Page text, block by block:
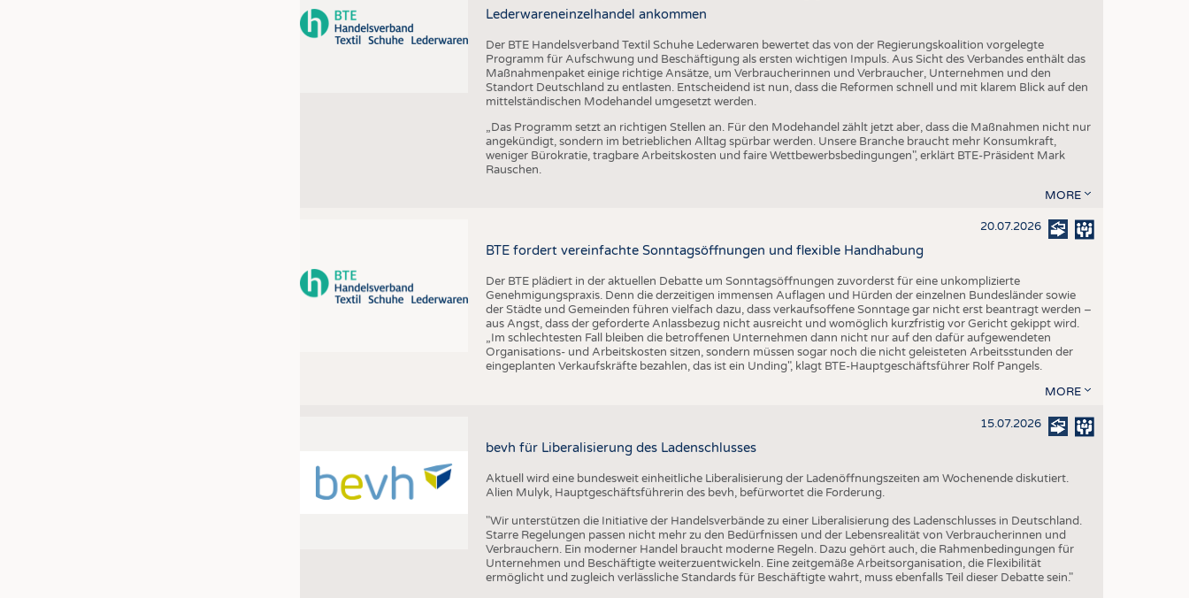
Lederwareneinzelhandel ankommen
Der BTE Handelsverband Textil Schuhe Lederwaren bewertet das von der Regierungskoalition vorgelegte
Programm für Aufschwung und Beschäftigung als ersten wichtigen Impuls. Aus Sicht des Verbandes enthält das
Maßnahmenpaket einige richtige Ansätze, um Verbraucherinnen und Verbraucher, Unternehmen und den
Standort Deutschland zu entlasten. Entscheidend ist nun, dass die Reformen schnell und mit klarem Blick auf den
mittelständischen Modehandel umgesetzt werden.
„Das Programm setzt an richtigen Stellen an. Für den Modehandel zählt jetzt aber, dass die Maßnahmen nicht nur
angekündigt, sondern im betrieblichen Alltag spürbar werden. Unsere Branche braucht mehr Konsumkraft,
weniger Bürokratie, tragbare Arbeitskosten und faire Wettbewerbsbedingungen", erklärt BTE-Präsident Mark
Rauschen.
MORE
20.07.2026
BTE fordert vereinfachte Sonntagsöffnungen und flexible Handhabung
Der BTE plädiert in der aktuellen Debatte um Sonntagsöffnungen zuvorderst für eine unkomplizierte
Genehmigungspraxis. Denn die derzeitigen immensen Auflagen und Hürden der einzelnen Bundesländer sowie
der Städte und Gemeinden führen vielfach dazu, dass verkaufsoffene Sonntage gar nicht erst beantragt werden –
aus Angst, dass der geforderte Anlassbezug nicht ausreicht und womöglich kurzfristig vor Gericht gekippt wird.
„Im schlechtesten Fall bleiben die betroffenen Unternehmen dann nicht nur auf den dafür aufgewendeten
Organisations- und Arbeitskosten sitzen, sondern müssen sogar noch die nicht geleisteten Arbeitsstunden der
eingeplanten Verkaufskräfte bezahlen, das ist ein Unding", klagt BTE-Hauptgeschäftsführer Rolf Pangels.
MORE
15.07.2026
bevh für Liberalisierung des Ladenschlusses
Aktuell wird eine bundesweit einheitliche Liberalisierung der Ladenöffnungszeiten am Wochenende diskutiert.
Alien Mulyk, Hauptgeschäftsführerin des bevh, befürwortet die Forderung.
"Wir unterstützen die Initiative der Handelsverbände zu einer Liberalisierung des Ladenschlusses in Deutschland.
Starre Regelungen passen nicht mehr zu den Bedürfnissen und der Lebensrealität von Verbraucherinnen und
Verbrauchern. Ein moderner Handel braucht moderne Regeln. Dazu gehört auch, die Rahmenbedingungen für
Unternehmen und Beschäftigte weiterzuentwickeln. Eine zeitgemäße Arbeitsorganisation, die Flexibilität
ermöglicht und zugleich verlässliche Standards für Beschäftigte wahrt, muss ebenfalls Teil dieser Debatte sein."